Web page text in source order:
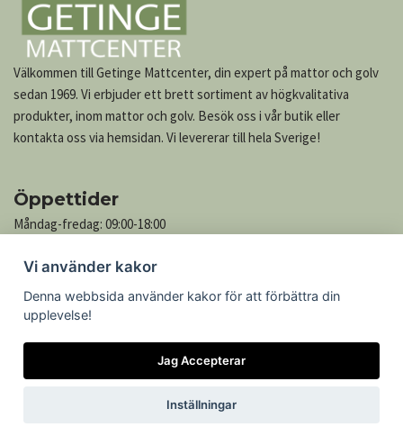
Välkommen till Getinge Mattcenter, din expert på mattor och golv
sedan 1969. Vi erbjuder ett brett sortiment av högkvalitativa
produkter, inom mattor och golv. Besök oss i vår butik eller
kontakta oss via hemsidan. Vi levererar till hela Sverige!
Öppettider
Måndag-fredag: 09:00-18:00
Söndag: Stängt
Kontakta oss
Vi använder kakor
Denna webbsida använder kakor för att förbättra din
upplevelse!
Jag Accepterar
Inställningar